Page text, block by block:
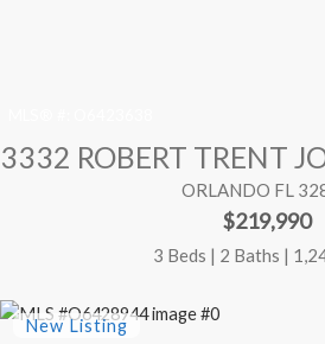
ORLANDO FL
$219,990
3 Beds | 2 Baths |